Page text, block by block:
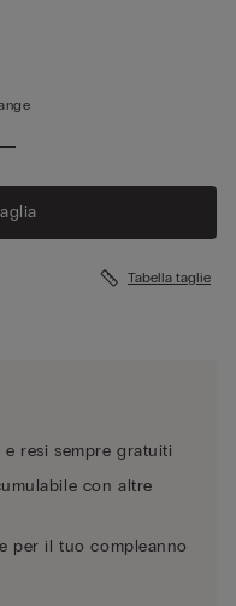
Tabella taglie
resi sempre gratuiti
con altre
per il tuo compleanno